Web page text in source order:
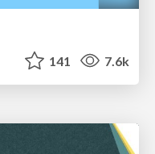
141 7.6k